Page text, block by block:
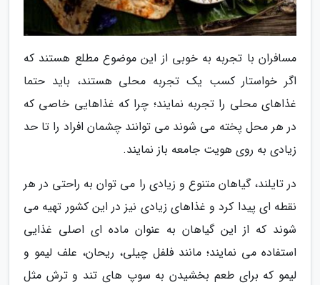
مسافران با تجربه به خوبی از این موضوع مطلع هستند که
اگر خواستار کسب یک تجربه محلی هستند، باید حتما
غذاهای محلی را تجربه نمایند؛ چرا که غذاهایی خاصی که
در هر محل پخته می شوند می توانند چشمان افراد را تا حد
زیادی به روی هویت جامعه باز نمایند.
در تایلند، گیاهان متنوع و زیادی را می توان به راحتی در هر
نقطه ای پیدا کرد و غذاهای زیادی نیز در این کشور تهیه می
شوند که از این گیاهان به عنوان ماده ای اصلی غذایی
استفاده می نمایند؛ مانند فلفل چیلی، ریحان، علف لیمو و
لیمو که برای طعم بخشیدن به سوپ های تند و ترش مثل